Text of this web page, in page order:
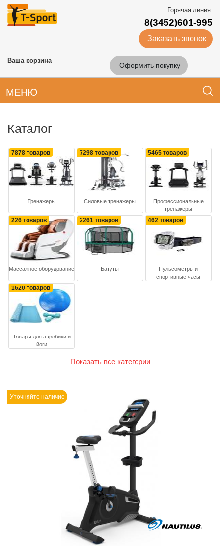
Горячая линия:
8(3452)601-995
Заказать звонок
Ваша корзина
Оформить покупку
МЕНЮ
Каталог
7878 товаров
Тренажеры
7298 товаров
Силовые тренажеры
5465 товаров
Профессиональные
тренажеры
226 товаров
Массажное оборудование
2261 товаров
Батуты
462 товаров
Пульсометры и
спортивные часы
1620 товаров
Товары для аэробики и
йоги
Показать все категории
Уточняйте наличие